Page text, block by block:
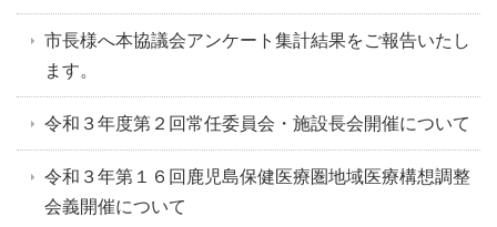
市長様へ本協議会アンケート集計結果をご報告いたし
ます。
令和３年度第２回常任委員会・施設長会開催について
令和３年第１６回鹿児島保健医療圏地域医療構想調整
会義開催について